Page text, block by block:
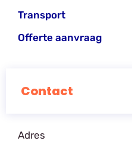
Transport
Offerte aanvraag
Contact
Adres